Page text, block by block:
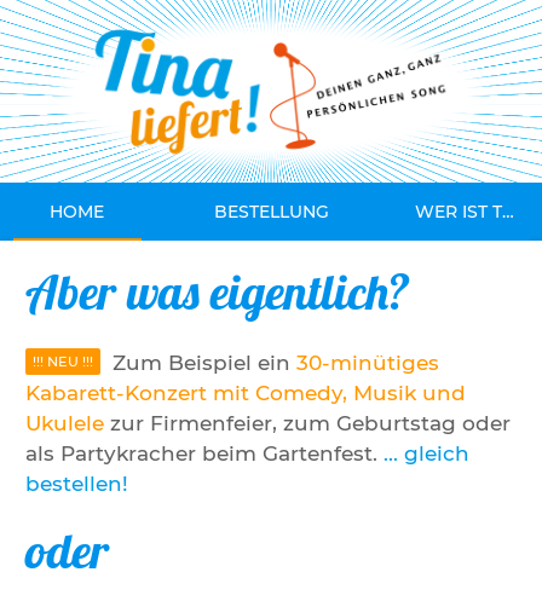
HOME BESTELLUNG WER IST TINA?
Aber was eigentlich?
Zum Beispiel ein 30-minütiges
Kabarett-Konzert mit Comedy, Musik und
Ukulele zur Firmenfeier, zum Geburtstag oder
als Partykracher beim Gartenfest. ... gleich
bestellen!
oder